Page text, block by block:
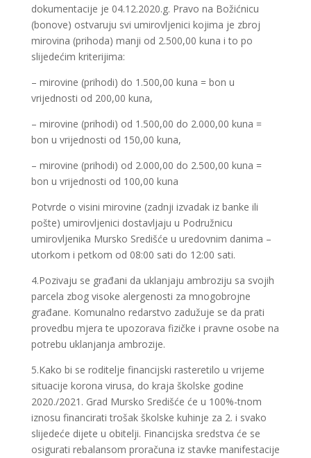
dokumentacije je 04.12.2020.g. Pravo na Božićnicu
(bonove) ostvaruju svi umirovljenici kojima je zbroj
mirovina (prihoda) manji od 2.500,00 kuna i to po
slijedećim kriterijima:
– mirovine (prihodi) do 1.500,00 kuna = bon u
vrijednosti od 200,00 kuna,
– mirovine (prihodi) od 1.500,00 do 2.000,00 kuna =
bon u vrijednosti od 150,00 kuna,
– mirovine (prihodi) od 2.000,00 do 2.500,00 kuna =
bon u vrijednosti od 100,00 kuna
Potvrde o visini mirovine (zadnji izvadak iz banke ili
pošte) umirovljenici dostavljaju u Podružnicu
umirovljenika Mursko Središće u uredovnim danima –
utorkom i petkom od 08:00 sati do 12:00 sati.
4.Pozivaju se građani da uklanjaju ambroziju sa svojih
parcela zbog visoke alergenosti za mnogobrojne
građane. Komunalno redarstvo zadužuje se da prati
provedbu mjera te upozorava fizičke i pravne osobe na
potrebu uklanjanja ambrozije.
5.Kako bi se roditelje financijski rasteretilo u vrijeme
situacije korona virusa, do kraja školske godine
2020./2021. Grad Mursko Središće će u 100%-tnom
iznosu financirati trošak školske kuhinje za 2. i svako
slijedeće dijete u obitelji. Financijska sredstva će se
osigurati rebalansom proračuna iz stavke manifestacije